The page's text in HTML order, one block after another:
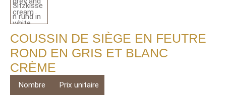
COUSSIN DE SIÈGE EN FEUTRE
ROND EN GRIS ET BLANC
CRÈME
Nombre Prix unitaire